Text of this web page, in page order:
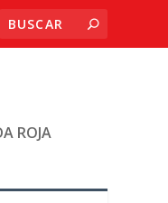
ROJA